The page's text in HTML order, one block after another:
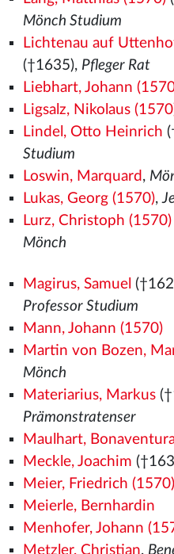
Mönch Studium
Lichtenau auf
(†1635), Pfleger Rat
Liebhart, Johann
Ligsalz, Nikolaus
Lindel, Otto Heinrich
Studium
Loswin, Marquard ,
Lukas, Georg (1570),
Lurz, Christoph (1570)
Mönch
Magirus, Samuel
Professor Studium
Mann, Johann (1570)
Martin von Bozen,
Mönch
Materiarius, Markus
Prämonstratenser
Maulhart,
Meckle, Joachim
Meier, Friedrich (1570)
Meierle, Bernhardin
Menhofer, Johann
Metzler, Christian,